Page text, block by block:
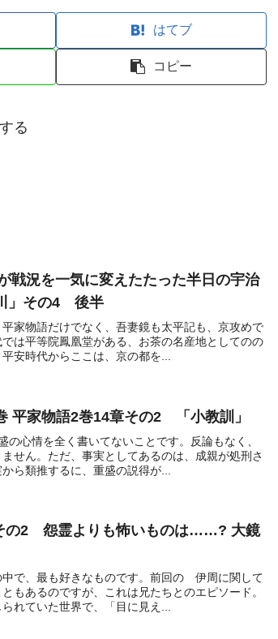
はてブ
コピー
る
戦況を一気に変えたたった半日の宇治
」その4 後半
家物語だけでなく、吾妻鏡も太平記も、京攻めで
は平等院鳳凰堂がある、お茶の名産地としてのの
安時代からここは、京の都を...
平家物語2巻14章その2 「小教訓」
心情を全く書いてないことです。反論もなく、
せん。ただ、事実としてあるのは、成親が処刑さ
ら類推するに、重盛の説得が...
の2 怨霊よりも怖いものは……? 大鏡
で、最も好きなものです。前回の 伊周に関して
あるのですが、これは兄たちとのエピソード。
れていた世界で、「目に見え...